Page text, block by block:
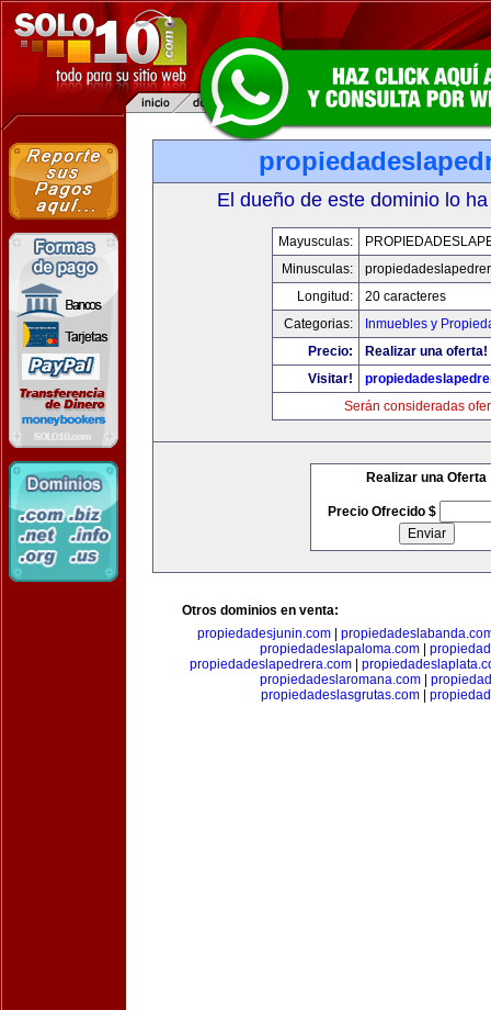
El dueño de este dominio lo
Mayusculas:
Minusculas:
Longitud:
20 caracteres
Categorias:
Inmuebles y
Precio:
Realizar una oferta!
Visitar!
Serán consideradas
Realizar una Oferta
Precio Ofrecido $
Otros dominios en venta:
propiedadesjunin.com
propiedadeslapaloma.com
propiedadeslapedrera.com|
propiedadeslaromana.com|
propiedadeslasgrutas.com